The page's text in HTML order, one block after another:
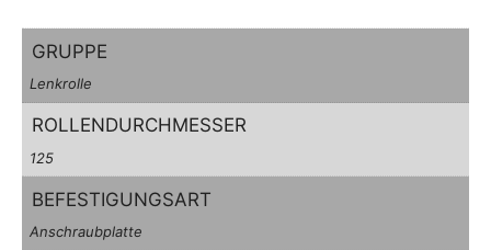
GRUPPE
Lenkrolle
ROLLENDURCHMESSER
125
BEFESTIGUNGSART
Anschraubplatte